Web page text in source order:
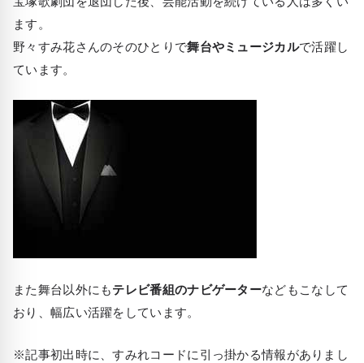
ます。
野々すみ花さんのそのひとりで舞台やミュージカルで活躍し
ています。
また舞台以外にもテレビ番組のナビゲーターなどもこなして
おり、幅広い活躍をしています。
※記事初出時に、すみれコードに引っ掛かる情報がありまし